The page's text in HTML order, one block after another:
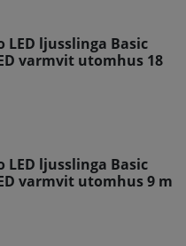
ljusslinga Basic
varmvit utomhus 18
ljusslinga Basic
varmvit utomhus 9 m